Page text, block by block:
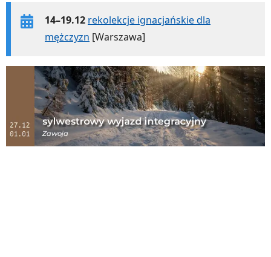
14–19.12 rekolekcje ignacjańskie dla
mężczyzn [Warszawa]